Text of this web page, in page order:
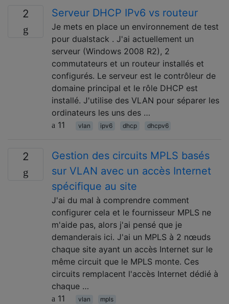
2 Serveur DHCP IPv6 vs routeur
Je mets en place un environnement de test
pour dualstack . J'ai actuellement un
serveur (Windows 2008 R2), 2
commutateurs et un routeur installés et
configurés. Le serveur est le contrôleur de
domaine principal et le rôle DHCP est
installé. J'utilise des VLAN pour séparer les
ordinateurs les uns des …
11
vlan ipv6 dhcp dhcpv6
2
Gestion des circuits MPLS basés
sur VLAN avec un accès Internet
spécifique au site
J'ai du mal à comprendre comment
configurer cela et le fournisseur MPLS ne
m'aide pas, alors j'ai pensé que je
demanderais ici. J'ai un MPLS à 2 nœuds
chaque site ayant un accès Internet sur le
même circuit que le MPLS monte. Ces
circuits remplacent l'accès Internet dédié à
chaque …
11
vlan mpls